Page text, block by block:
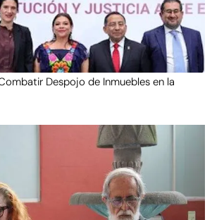
Despojo de Inmuebles en la